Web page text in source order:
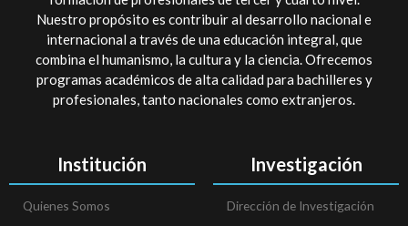
Nuestro propósito es contribuir al desarrollo nacional e
internacional a través de una educación integral, que
combina el humanismo, la cultura y la ciencia. Ofrecemos
programas académicos de alta calidad para bachilleres y
profesionales, tanto nacionales como extranjeros.
Institución
Quienes Somos
Investigación
Dirección de Investigación